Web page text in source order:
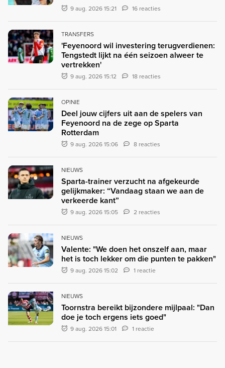
9 aug. 2026 15:21 16 reacties
TRANSFERS
'Feyenoord wil investering terugverdienen:
Tengstedt lijkt na één seizoen alweer te
vertrekken'
9 aug. 2026 15:12 18 reacties
OPINIE
Deel jouw cijfers uit aan de spelers van
Feyenoord na de zege op Sparta
Rotterdam
9 aug. 2026 15:06 8 reacties
NIEUWS
Sparta-trainer verzucht na afgekeurde
gelijkmaker: “Vandaag staan we aan de
verkeerde kant”
9 aug. 2026 15:05 2 reacties
NIEUWS
Valente: "We doen het onszelf aan, maar
het is toch lekker om die punten te pakken"
9 aug. 2026 15:02 1 reactie
NIEUWS
Toornstra bereikt bijzondere mijlpaal: "Dan
doe je toch ergens iets goed"
9 aug. 2026 15:01 1 reactie